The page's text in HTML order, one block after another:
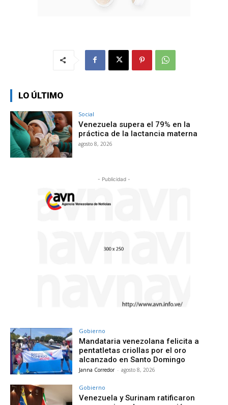
LO ÚLTIMO
Social
Venezuela supera el 79% en la
práctica de la lactancia materna
agosto 8, 2026
- Publicidad -
Gobierno
Mandataria venezolana felicita a
pentatletas criollas por el oro
alcanzado en Santo Domingo
Janna Corredor - agosto 8, 2026
Gobierno
Venezuela y Surinam ratificaron